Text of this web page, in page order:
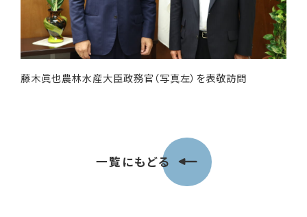
藤木眞也農林水産大臣政務官（写真左）を表敬訪問
一覧にもどる